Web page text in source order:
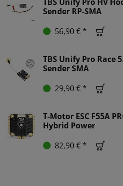
Sender RP-SMA
56,90 € *
TBS Unify Pro Race
Sender SMA
29,90 € *
T-Motor ESC F55A
Hybrid Power
82,90 € *